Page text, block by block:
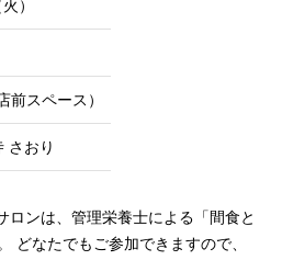
）
前スペース）
おり
ンは、管理栄養士による「間食と
どなたでもご参加できますので、